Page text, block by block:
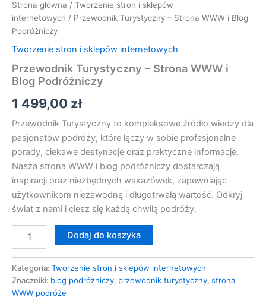
Strona główna / Tworzenie stron i sklepów
internetowych / Przewodnik Turystyczny – Strona WWW i Blog
Podróżniczy
Tworzenie stron i sklepów internetowych
Przewodnik Turystyczny – Strona WWW i
Blog Podróżniczy
1 499,00 zł
Przewodnik Turystyczny to kompleksowe źródło wiedzy dla
pasjonatów podróży, które łączy w sobie profesjonalne
porady, ciekawe destynacje oraz praktyczne informacje.
Nasza strona WWW i blog podróżniczy dostarczają
inspiracji oraz niezbędnych wskazówek, zapewniając
użytkownikom niezawodną i długotrwałą wartość. Odkryj
świat z nami i ciesz się każdą chwilą podróży.
Dodaj do koszyka
Kategoria: Tworzenie stron i sklepów internetowych
Znaczniki: blog podróżniczy, przewodnik turystyczny, strona
WWW podróże